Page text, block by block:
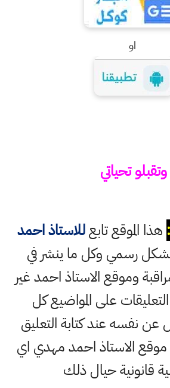
او
وتقبلو تحياتي
هذا الموقع تابعللاستاذ احمد
رسمي وكل ما ينشر في
وموقع الاستاذ احمد غير
على المواضيع كل
عند كتابة التعليق
الاستاذ احمد مهدي اي
قانونية حيال ذلك